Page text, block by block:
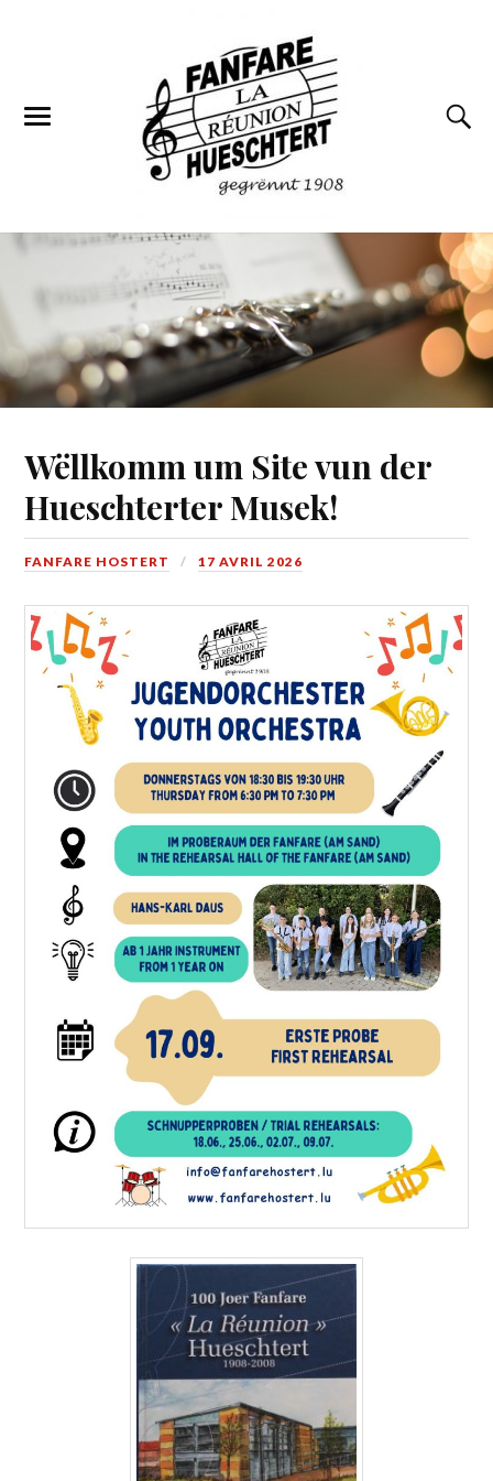
Wëllkomm um Site vun der
Hueschterter Musek!
FANFARE HOSTERT 17 AVRIL 2026